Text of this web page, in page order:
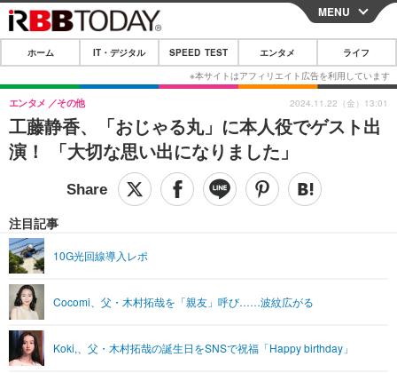
CLOSE
ホーム
IT・デジタル
IT・デジタルTOP スマートフォン
ネタ
ショッピング その他
SPEED TEST
エンタメTOP 映画・ドラマ
グラビア ブログ
ショッピング その他
ライフTOP
リリース一覧
プッシュ通知の停止方法
MENU
ホーム IT・デジタル SPEED TEST エンタメ ライフ
工藤静香、「おじゃる丸」に本人役でゲスト出
演！ 「大切な思い出になりました」
エンタメ その他
注目記事
10G光回線導入レポ
Cocomi、父・木村拓哉を「親友」呼び……波紋広がる
Koki,、父・木村拓哉の誕生日をSNSで祝福「Happy birthday」
2024.11.22（金）13:01